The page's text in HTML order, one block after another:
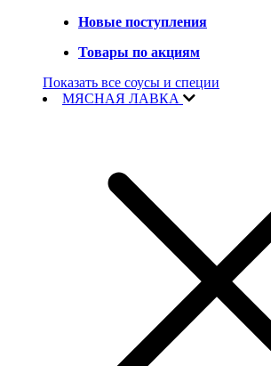
Новые поступления
Товары по акциям
Показать все соусы и специи
МЯСНАЯ ЛАВКА